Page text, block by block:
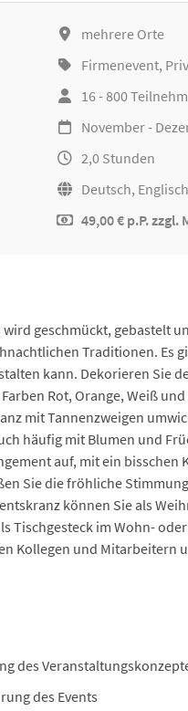
mehrere Orte
Firmenevent,
16 - 800
November -
2,0 Stunden
Deutsch, Englisch
49,00 € p.P. zzgl.
geschmückt, gebastelt
Traditionen. Es
kann. Dekorieren Sie
Rot, Orange, Weiß
mit Tannenzweigen
häufig mit Blumen und
auf, mit ein bisschen
Sie die fröhliche
können Sie als
Tischgesteck im Wohn-
Kollegen und Mitarbeitern
des
des Events